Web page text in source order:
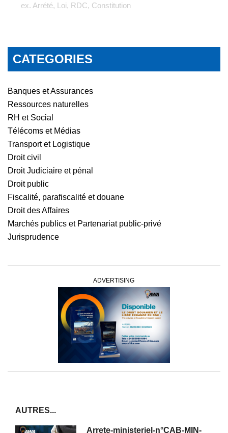
ex. Arrété, Loi, RDC, Constitution
CATEGORIES
Banques et Assurances
Ressources naturelles
RH et Social
Télécoms et Médias
Transport et Logistique
Droit civil
Droit Judiciaire et pénal
Droit public
Fiscalité, parafiscalité et douane
Droit des Affaires
Marchés publics et Partenariat public-privé
Jurisprudence
ADVERTISING
AUTRES...
Arrete-ministeriel-n°CAB-MIN-